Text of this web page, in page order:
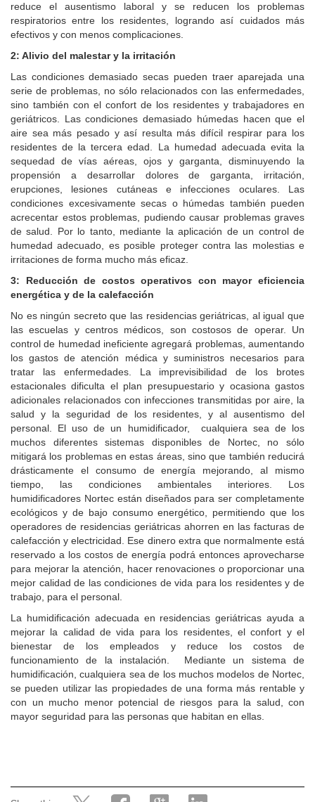
reduce el ausentismo laboral y se reducen los problemas
respiratorios entre los residentes, logrando así cuidados más
efectivos y con menos complicaciones.
2: Alivio del malestar y la irritación
Las condiciones demasiado secas pueden traer aparejada una
serie de problemas, no sólo relacionados con las enfermedades,
sino también con el confort de los residentes y trabajadores en
geriátricos. Las condiciones demasiado húmedas hacen que el
aire sea más pesado y así resulta más difícil respirar para los
residentes de la tercera edad. La humedad adecuada evita la
sequedad de vías aéreas, ojos y garganta, disminuyendo la
propensión a desarrollar dolores de garganta, irritación,
erupciones, lesiones cutáneas e infecciones oculares. Las
condiciones excesivamente secas o húmedas también pueden
acrecentar estos problemas, pudiendo causar problemas graves
de salud. Por lo tanto, mediante la aplicación de un control de
humedad adecuado, es posible proteger contra las molestias e
irritaciones de forma mucho más eficaz.
3: Reducción de costos operativos con mayor eficiencia
energética y de la calefacción
No es ningún secreto que las residencias geriátricas, al igual que
las escuelas y centros médicos, son costosos de operar. Un
control de humedad ineficiente agregará problemas, aumentando
los gastos de atención médica y suministros necesarios para
tratar las enfermedades. La imprevisibilidad de los brotes
estacionales dificulta el plan presupuestario y ocasiona gastos
adicionales relacionados con infecciones transmitidas por aire, la
salud y la seguridad de los residentes, y al ausentismo del
personal. El uso de un humidificador, cualquiera sea de los
muchos diferentes sistemas disponibles de Nortec, no sólo
mitigará los problemas en estas áreas, sino que también reducirá
drásticamente el consumo de energía mejorando, al mismo
tiempo, las condiciones ambientales interiores. Los
humidificadores Nortec están diseñados para ser completamente
ecológicos y de bajo consumo energético, permitiendo que los
operadores de residencias geriátricas ahorren en las facturas de
calefacción y electricidad. Ese dinero extra que normalmente está
reservado a los costos de energía podrá entonces aprovecharse
para mejorar la atención, hacer renovaciones o proporcionar una
mejor calidad de las condiciones de vida para los residentes y de
trabajo, para el personal.
La humidificación adecuada en residencias geriátricas ayuda a
mejorar la calidad de vida para los residentes, el confort y el
bienestar de los empleados y reduce los costos de
funcionamiento de la instalación. Mediante un sistema de
humidificación, cualquiera sea de los muchos modelos de Nortec,
se pueden utilizar las propiedades de una forma más rentable y
con un mucho menor potencial de riesgos para la salud, con
mayor seguridad para las personas que habitan en ellas.